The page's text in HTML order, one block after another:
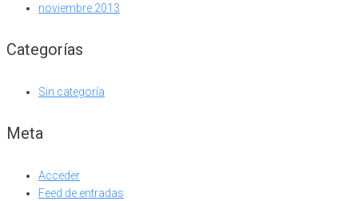
noviembre 2013
Categorías
Sin categoría
Meta
Acceder
Feed de entradas